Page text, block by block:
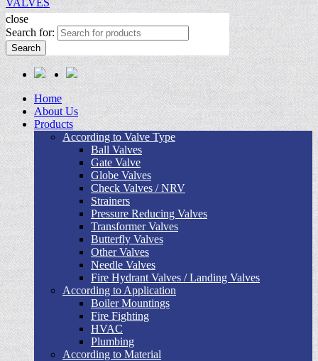
close
Search for:
Search
Home
About Us
Products
According to Valve Type
Ball Valves
Gate Valve
Globe Valves
Check Valves / NRV
Strainers
Pressure Reducing Valves
Transformer Valves
Butterfly Valves
Other Valves
Needle Valves
Fire Hydrant Valves / Landing Valves
According to Application
Boiler Mountings
Fire Fighting
HVAC
Plumbing
According to Material